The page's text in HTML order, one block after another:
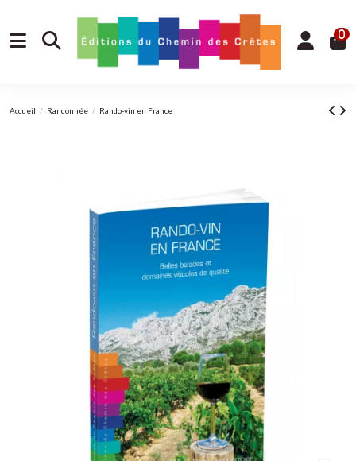
0
Accueil Randonnée Rando-vin en France